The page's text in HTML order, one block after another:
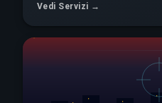
Vedi Servizi →